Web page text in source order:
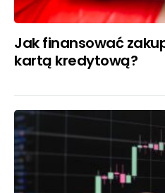
Jak finansować
kartą kredytową?